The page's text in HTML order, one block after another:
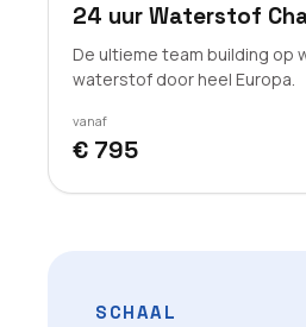
24 uur Waterstof
De ultieme team building op
waterstof door heel Europa.
vanaf
€ 795
SCHAAL